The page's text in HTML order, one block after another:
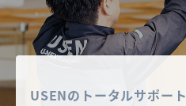
USENのトータルサポート